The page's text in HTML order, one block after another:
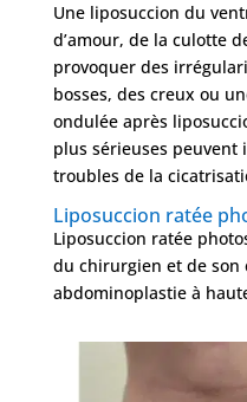
Nos
Tarifs
Nos
chirurgies
Obésité
Nos
chirurgiens
FAQ
Une liposuccion du
d’amour, de la culotte
provoquer des
bosses, des creux ou
ondulée après
plus sérieuses peuvent
troubles de la
Liposuccion ratée
Liposuccion ratée
du chirurgien et de son
abdominoplastie à